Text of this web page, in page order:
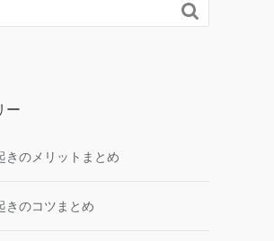

ー
きのメリットまとめ
きのコツまとめ